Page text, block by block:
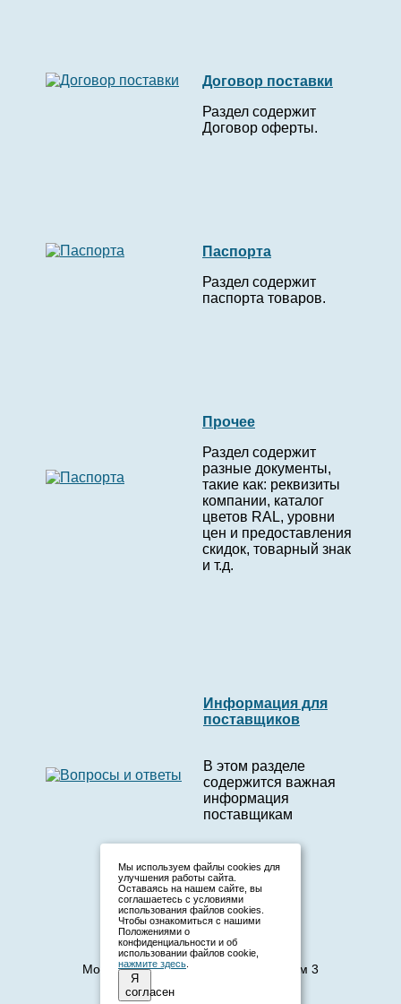
Договор поставки
Раздел содержит
Договор оферты.
Паспорта
Раздел содержит
паспорта товаров.
Прочее
Раздел содержит
разные документы,
такие как: реквизиты
компании, каталог
цветов RAL, уровни
цен и предоставления
скидок, товарный знак
и т.д.
Информация для
поставщиков
В этом разделе
содержится важная
информация
поставщикам
Москва, 1-й Институтский проезд, дом 3
Телефон:
E-mail:zakaz.vensnab@yandex.ru
Мы используем файлы cookies для
улучшения работы сайта.
Оставаясь на нашем сайте, вы
соглашаетесь с условиями
использования файлов cookies.
Чтобы ознакомиться с нашими
Положениями о
конфиденциальности и об
использовании файлов cookie,
нажмите здесь
Я
согласен